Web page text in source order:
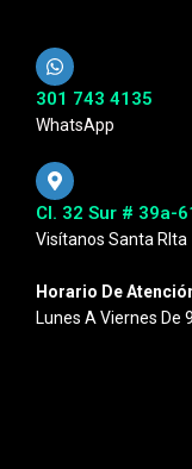
301 743 4135
WhatsApp
Cl. 32 Sur # 39a-
Visítanos Santa RIta
Horario De
Lunes A Viernes De